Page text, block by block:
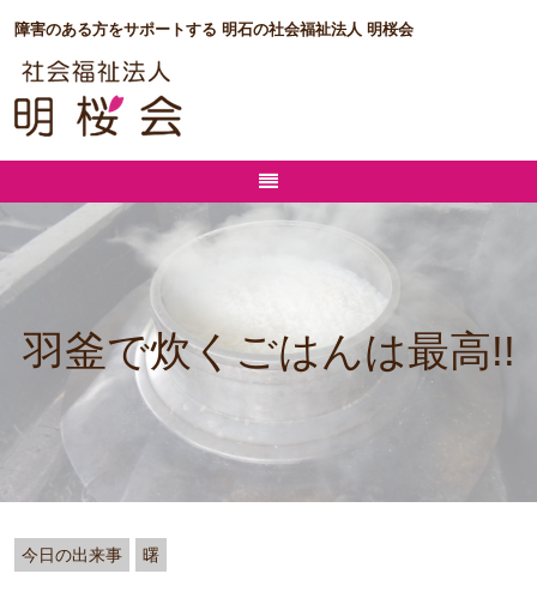
障害のある方をサポートする 明石の社会福祉法人 明桜会
羽釜で炊くごはんは最高!!
今日の出来事 曙